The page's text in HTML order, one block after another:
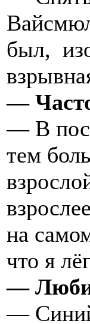
был,
—
— В
тем
на
что я
—
—